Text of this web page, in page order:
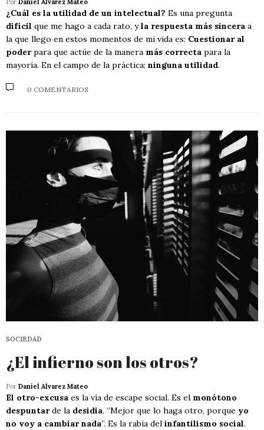
Por Daniel Alvarez Mateo
¿Cuál es la utilidad de un intelectual? Es una pregunta
difícil que me hago a cada rato, yla respuesta más sincera a
la que llego en estos momentos de mi vida es: Cuestionar al
poderpara que actúe de la manera más correcta para la
mayoría. En el campo de la práctica: ninguna utilidad.
0 COMENTARIOS
SOCIEDAD
¿El infierno son los otros?
Por Daniel Alvarez Mateo
El otro-excusa es la vía de escape social. Es el monótono
despuntarde la desidia. “Mejor que lo haga otro, porque yo
no voy a cambiar nada”. Es la rabia del infantilismo social.